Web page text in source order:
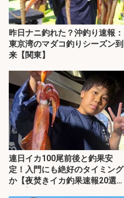
昨日ナニ釣れた？沖釣り速報：
東京湾のマダコ釣りシーズン到
来【関東】
連日イカ100尾前後と釣果安
定！入門にも絶好のタイミング
か【夜焚きイカ釣果速報20選・